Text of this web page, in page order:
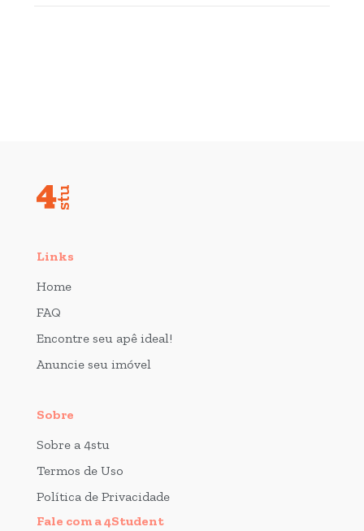
Links
Home
FAQ
Encontre seu apê ideal!
Anuncie seu imóvel
Sobre
Sobre a 4stu
Termos de Uso
Política de Privacidade
Fale com a 4Student